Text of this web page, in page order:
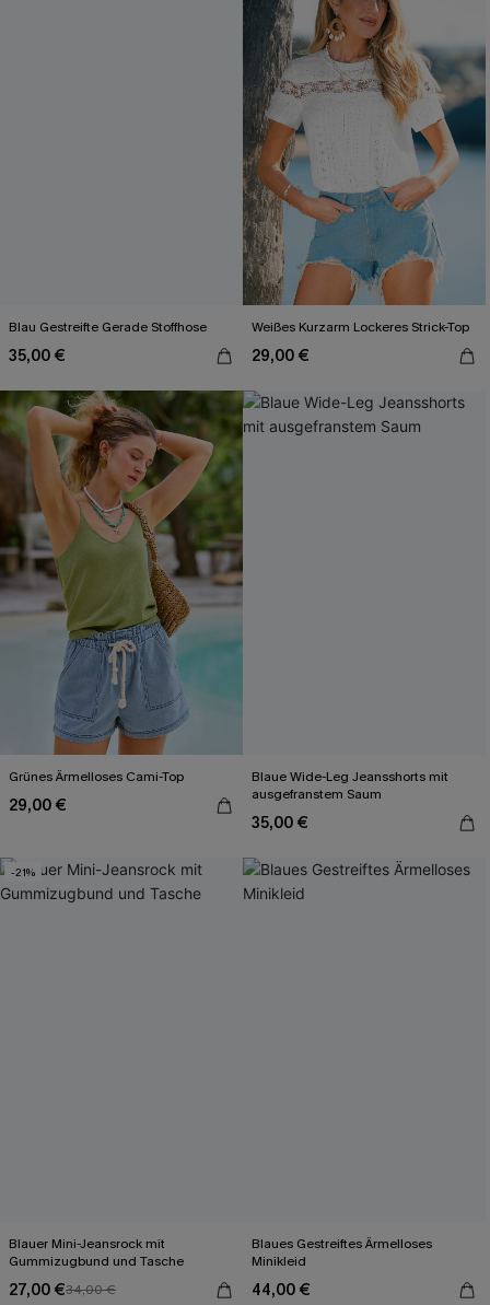
Blau Gestreifte Gerade Stoffhose
35,00 €
Weißes Kurzarm Lockeres Strick-Top
29,00 €
Grünes Ärmelloses Cami-Top
29,00 €
Blaue Wide-Leg Jeansshorts mit
ausgefranstem Saum
35,00 €
-21%
Blauer Mini-Jeansrock mit
Gummizugbund und Tasche
27,00 €34,00 €
Blaues Gestreiftes Ärmelloses
Minikleid
44,00 €